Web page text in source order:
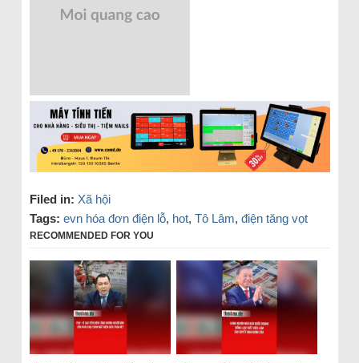
Filed in: Xã hội
Tags: evn hóa đơn điện lỗ, hot, Tô Lâm, điện tăng vọt
RECOMMENDED FOR YOU